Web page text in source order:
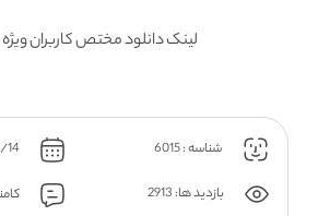
لینک دانلود مختص کاربران
شناسه : 6015 2016/12/14
بازدید ها: 2913